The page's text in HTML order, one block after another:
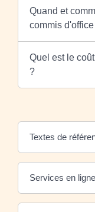
Quand et
commis
Quel est le
?
Textes de
Services en